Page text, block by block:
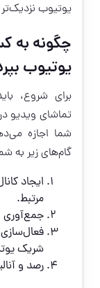
یوتیوب
چگونه به
یوتیوب
شما اجازه
گام‌های زیر به
ایجاد
مرتبط.
جمع‌آوری ۱۰۰۰ مشترک و ۴۰۰۰ ساعت تماشا.
شریک
رصد و